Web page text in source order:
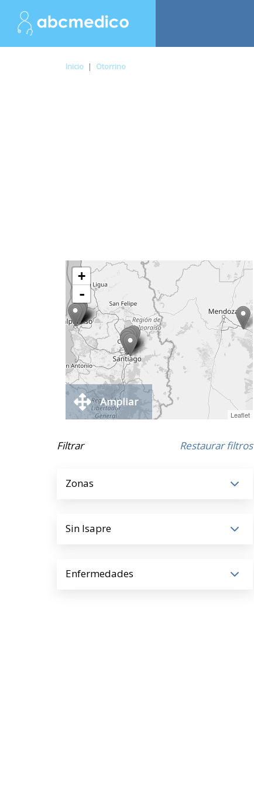
Inicio | Otorrino
+
-
Leaflet
Ampliar
Filtrar Restaurar filtros
Zonas
Sin Isapre
Enfermedades